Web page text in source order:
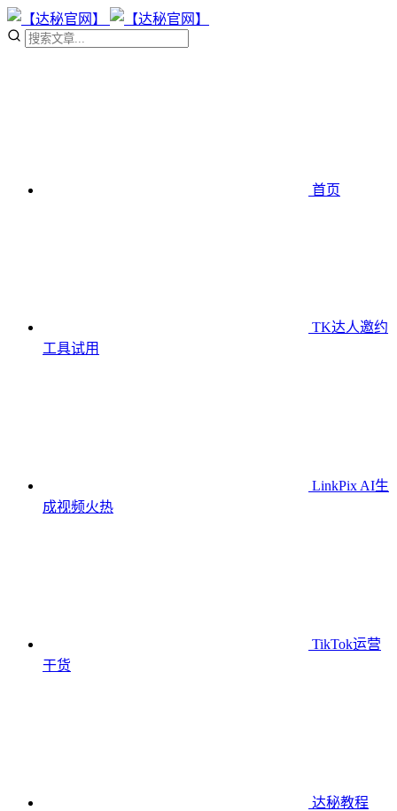
首页
TK达人邀约
工具试用
LinkPix AI生
成视频火热
TikTok运营
干货
达秘教程